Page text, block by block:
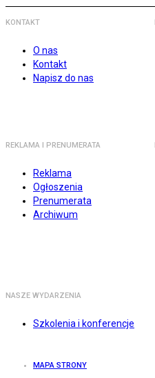
KONTAKT
O nas
Kontakt
Napisz do nas
REKLAMA I PRENUMERATA
Reklama
Ogłoszenia
Prenumerata
Archiwum
NASZE WYDARZENIA
Szkolenia i konferencje
MAPA STRONY